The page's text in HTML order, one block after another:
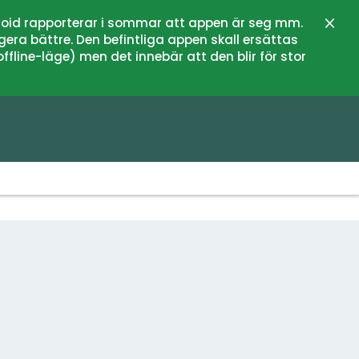
rapporterar i sommar att appen är seg mm.
bättre. Den befintliga appen skall ersättas
läge) men det innebär att den blir för stor